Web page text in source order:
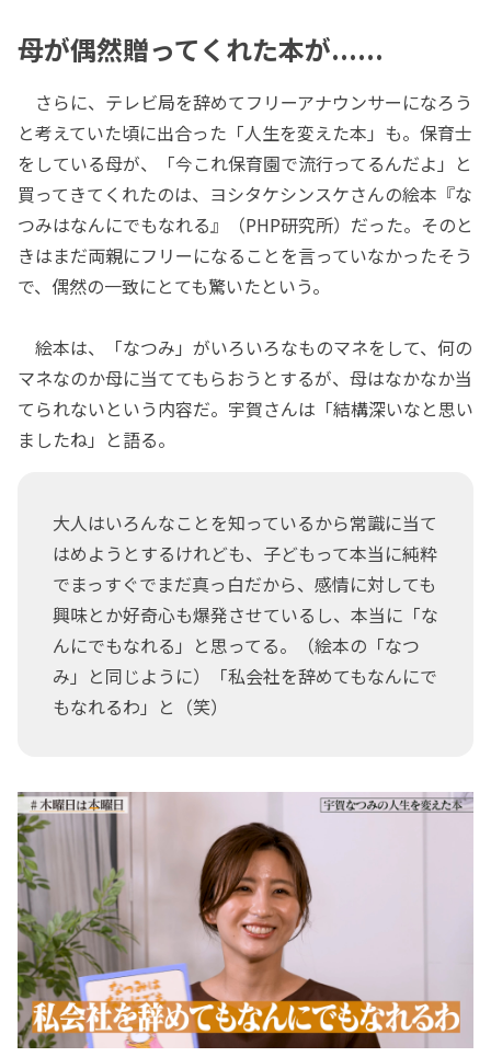
母が偶然贈ってくれた本が......
さらに、テレビ局を辞めてフリーアナウンサーになろう
と考えていた頃に出合った「人生を変えた本」も。保育士
をしている母が、「今これ保育園で流行ってるんだよ」と
買ってきてくれたのは、ヨシタケシンスケさんの絵本『な
つみはなんにでもなれる』（PHP研究所）だった。そのと
きはまだ両親にフリーになることを言っていなかったそう
で、偶然の一致にとても驚いたという。
絵本は、「なつみ」がいろいろなものマネをして、何の
マネなのか母に当ててもらおうとするが、母はなかなか当
てられないという内容だ。宇賀さんは「結構深いなと思い
ましたね」と語る。
大人はいろんなことを知っているから常識に当て
はめようとするけれども、子どもって本当に純粋
でまっすぐでまだ真っ白だから、感情に対しても
興味とか好奇心も爆発させているし、本当に「な
んにでもなれる」と思ってる。（絵本の「なつ
み」と同じように）「私会社を辞めてもなんにで
もなれるわ」と（笑）